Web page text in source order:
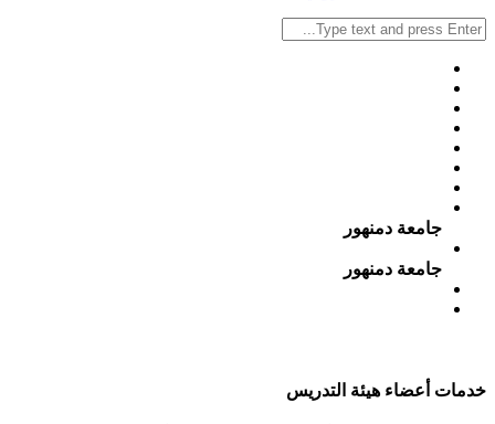
جامعة دمنهور
جامعة دمنهور
خدمات أعضاء هيئة التدريس